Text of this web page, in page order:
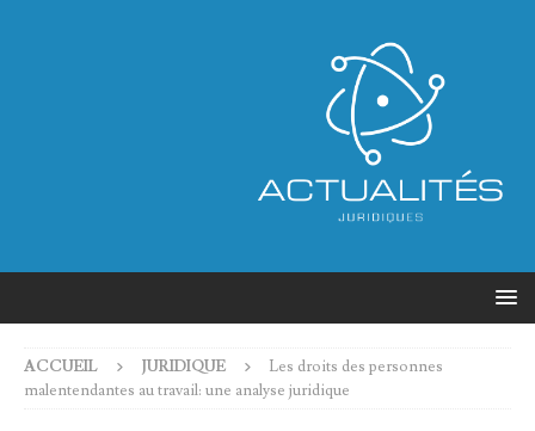
ACCUEIL JURIDIQUE
Les droits des personnes
malentendantes au travail: une analyse juridique